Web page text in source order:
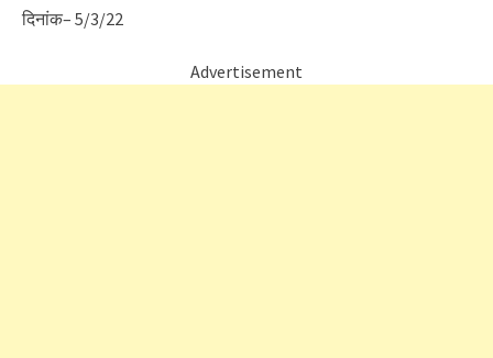
दिनांक– 5/3/22
Advertisement